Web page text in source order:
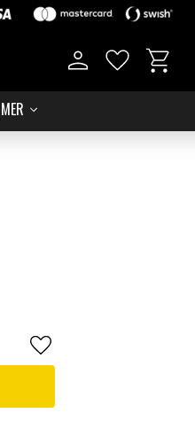
MER
Favorites
Add to favorites